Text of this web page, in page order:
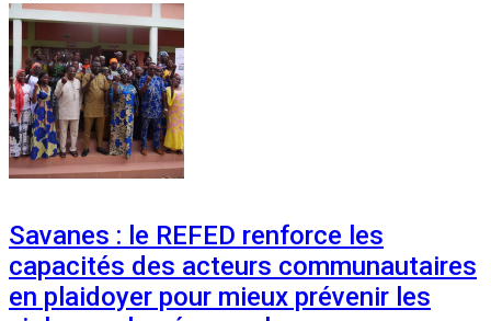
Savanes : le REFED renforce les
capacités des acteurs communautaires
en plaidoyer pour mieux prévenir les